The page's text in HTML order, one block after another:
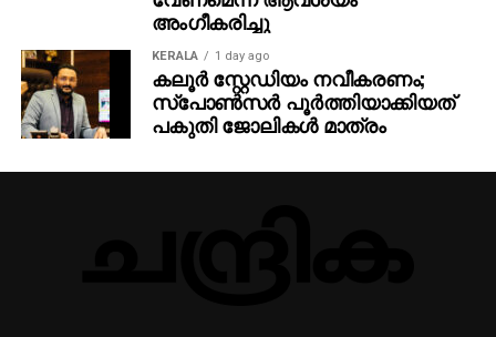
അംഗീകരിച്ചു
KERALA 1 day ago
കലൂർ സ്റ്റേഡിയം നവീകരണം;
സ്പോൺസർ പൂർത്തിയാക്കിയത്
പകുതി ജോലികൾ മാത്രം